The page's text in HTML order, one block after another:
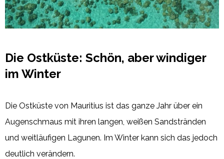
Die Ostküste: Schön, aber windiger
im Winter
Die Ostküste von Mauritius ist das ganze Jahr über ein
Augenschmaus mit ihren langen, weißen Sandstränden
und weitläufigen Lagunen. Im Winter kann sich das jedoch
deutlich verändern.